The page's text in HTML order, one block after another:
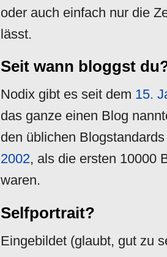
oder auch einfach nur die
lässt.
Seit wann bloggst
Nodix gibt es seit dem 15.
das ganze einen Blog
den üblichen
2002, als die ersten 10000
waren.
Selfportrait?
Eingebildet (glaubt, gut zu